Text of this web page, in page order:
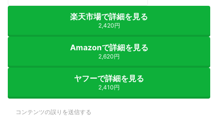
くしたい人」「手軽に家トレを始めたい
人」におすすめできる、コスパの良いバ
楽天市場で詳細を見る
2,420円
Amazonで詳細を見る
2,620円
ヤフーで詳細を見る
2,410円
コンテンツの誤りを送信する